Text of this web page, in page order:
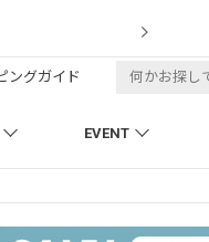
EVENT
ングガイド